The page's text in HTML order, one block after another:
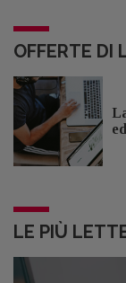
OFFERTE DI
LE PIÙ